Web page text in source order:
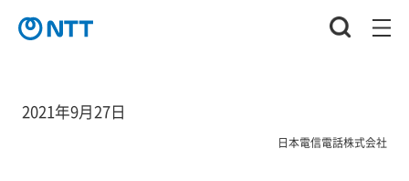
2021年9月27日
日本電信電話株式会社